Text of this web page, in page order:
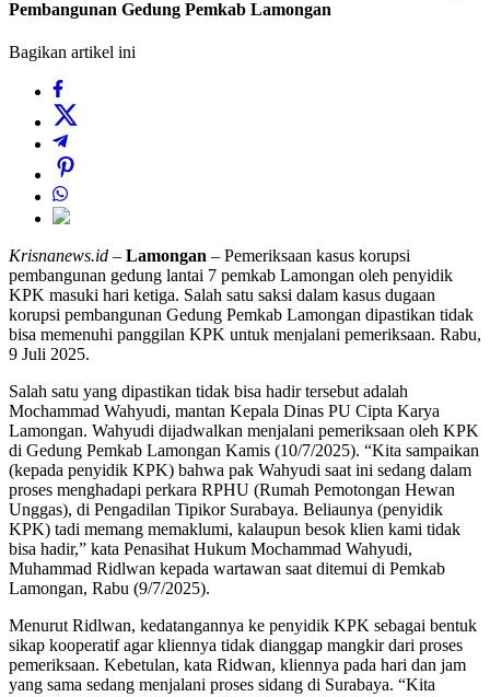
Pembangunan Gedung Pemkab Lamongan
Bagikan artikel ini
Krisnanews.id – Lamongan – Pemeriksaan kasus korupsi
pembangunan gedung lantai 7 pemkab Lamongan oleh penyidik
KPK masuki hari ketiga. Salah satu saksi dalam kasus dugaan
korupsi pembangunan Gedung Pemkab Lamongan dipastikan tidak
bisa memenuhi panggilan KPK untuk menjalani pemeriksaan. Rabu,
9 Juli 2025.
Salah satu yang dipastikan tidak bisa hadir tersebut adalah
Mochammad Wahyudi, mantan Kepala Dinas PU Cipta Karya
Lamongan. Wahyudi dijadwalkan menjalani pemeriksaan oleh KPK
di Gedung Pemkab Lamongan Kamis (10/7/2025). “Kita sampaikan
(kepada penyidik KPK) bahwa pak Wahyudi saat ini sedang dalam
proses menghadapi perkara RPHU (Rumah Pemotongan Hewan
Unggas), di Pengadilan Tipikor Surabaya. Beliaunya (penyidik
KPK) tadi memang memaklumi, kalaupun besok klien kami tidak
bisa hadir,” kata Penasihat Hukum Mochammad Wahyudi,
Muhammad Ridlwan kepada wartawan saat ditemui di Pemkab
Lamongan, Rabu (9/7/2025).
Menurut Ridlwan, kedatangannya ke penyidik KPK sebagai bentuk
sikap kooperatif agar kliennya tidak dianggap mangkir dari proses
pemeriksaan. Kebetulan, kata Ridwan, kliennya pada hari dan jam
yang sama sedang menjalani proses sidang di Surabaya. “Kita